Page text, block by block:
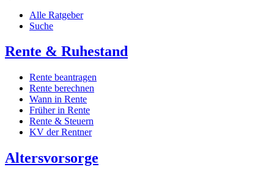
Alle Ratgeber
Suche
Rente & Ruhestand
Rente beantragen
Rente berechnen
Wann in Rente
Früher in Rente
Rente & Steuern
KV der Rentner
Altersvorsorge